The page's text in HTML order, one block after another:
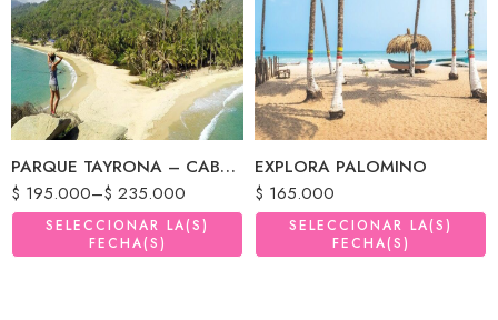
PARQUE TAYRONA – CABO SAN JUAN
$ 195.000–$ 235.000
CON ALMUERZO
SIN ALMUERZO
SELECCIONAR LA(S)
FECHA(S)
EXPLORA PALOMINO
$ 165.000
SELECCIONAR LA(S)
FECHA(S)